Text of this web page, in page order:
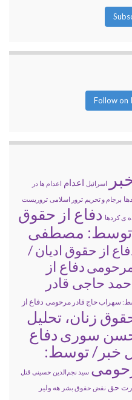
Follow on
اسرائیل اعدام اعدام ها در
برجام و تحریم ترور اسلامی تروریست
ی کردها دفاع از حقوق
توسط: مصطفی
از حقوق ادیان /
دفاع از
حاجی قادر
سهراب حاج قادر مرحومی دفاع از
زنان، تحلیل
حسن سوری دفاع
خبر/ توسط:
سید نجم‌الدین حسینی قتل
حق نقض حقوق بشر هه ولیر